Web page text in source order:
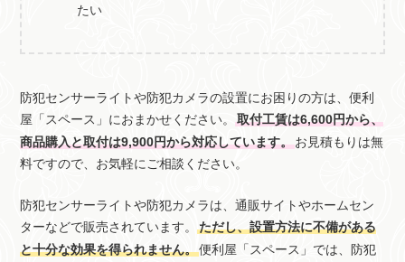
たい
防犯センサーライトや防犯カメラの設置にお困りの方は、便利
屋「スペース」におまかせください。取付工賃は6,600円から、
商品購入と取付は9,900円から対応しています。お見積もりは無
料ですので、お気軽にご相談ください。
防犯センサーライトや防犯カメラは、通販サイトやホームセン
ターなどで販売されています。ただし、設置方法に不備がある
と十分な効果を得られません。便利屋「スペース」では、防犯